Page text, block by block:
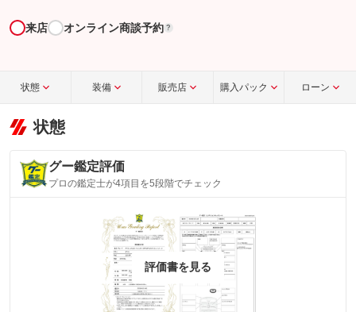
来店 オンライン商談予約 ?
状態 装備 販売店 購入パック ローン
状態
グー鑑定評価
プロの鑑定士が4項目を5段階でチェック
評価書を見る